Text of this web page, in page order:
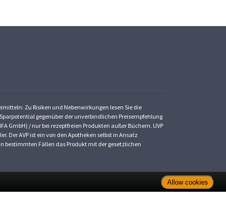
Zu Risiken und Nebenwirkungen lesen Sie die
gegenüber der unverbindlichen Preisempfehlung
GmbH) / nur bei rezeptfreien Produkten außer Büchern. UVP
Der AVP ist ein von den Apotheken selbst in Ansatz
bestimmten Fällen das Produkt mit der gesetzlichen
Allow cookies